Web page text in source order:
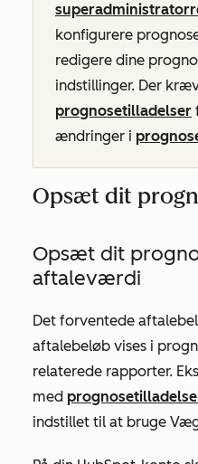
konfigurere
redigere dine
indstillinger. Der
prognosetilladelser
ændringer i
Opsæt dit
Opsæt dit
aftaleværdi
Det forventede
aftalebeløb vises i
relaterede rapporter.
med
indstillet til at bruge